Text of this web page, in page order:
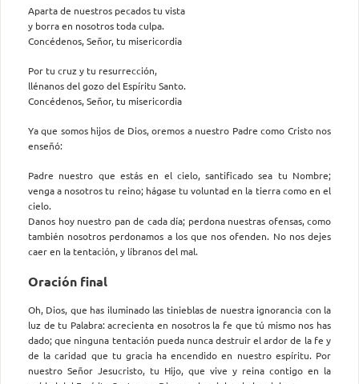
Aparta de nuestros pecados tu vista
y borra en nosotros toda culpa.
Concédenos, Señor, tu misericordia
Por tu cruz y tu resurrección,
llénanos del gozo del Espíritu Santo.
Concédenos, Señor, tu misericordia
Ya que somos hijos de Dios, oremos a nuestro Padre como Cristo nos
enseñó:
Padre nuestro que estás en el cielo, santificado sea tu Nombre;
venga a nosotros tu reino; hágase tu voluntad en la tierra como en el
cielo.
Danos hoy nuestro pan de cada día; perdona nuestras ofensas, como
también nosotros perdonamos a los que nos ofenden. No nos dejes
caer en la tentación, y líbranos del mal.
Oración final
Oh, Dios, que has iluminado las tinieblas de nuestra ignorancia con la
luz de tu Palabra: acrecienta en nosotros la fe que tú mismo nos has
dado; que ninguna tentación pueda nunca destruir el ardor de la fe y
de la caridad que tu gracia ha encendido en nuestro espíritu. Por
nuestro Señor Jesucristo, tu Hijo, que vive y reina contigo en la